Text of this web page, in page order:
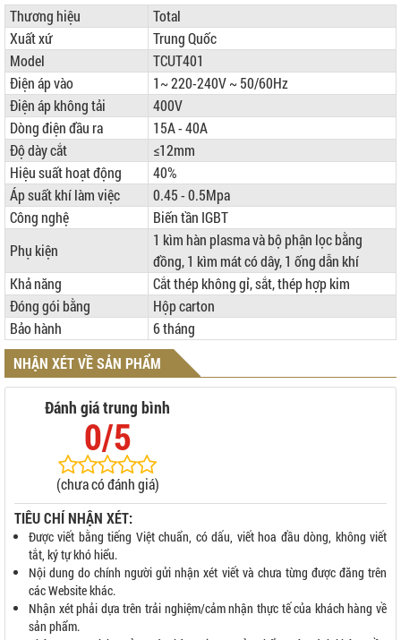
Thương hiệu
Total
Xuất xứ
Trung Quốc
Model
TCUT401
Điện áp vào
1~ 220-240V ~ 50/60Hz
Điện áp không tải
400V
Dòng điện đầu ra
15A - 40A
Độ dày cắt
≤12mm
Hiệu suất hoạt động
40%
Áp suất khí làm việc
0.45 - 0.5Mpa
Công nghệ
Biến tần IGBT
Phụ kiện
1 kìm hàn plasma và bộ phận lọc bằng
đồng, 1 kìm mát có dây, 1 ống dẫn khí
Khả năng
Cắt thép không gỉ, sắt, thép hợp kim
Đóng gói bằng
Hộp carton
Bảo hành
6 tháng
NHẬN XÉT VỀ SẢN PHẨM
Đánh giá trung bình
0/5
(chưa có đánh giá)
TIÊU CHÍ NHẬN XÉT:
Được viết bằng tiếng Việt chuẩn, có dấu, viết hoa đầu dòng, không viết
tắt, ký tự khó hiểu.
Nội dung do chính người gửi nhận xét viết và chưa từng được đăng trên
các Website khác.
Nhận xét phải dựa trên trải nghiệm/cảm nhận thực tế của khách hàng về
sản phẩm.